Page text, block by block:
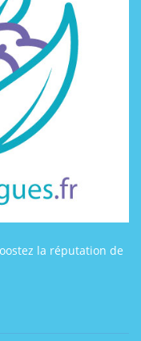
la réputation de